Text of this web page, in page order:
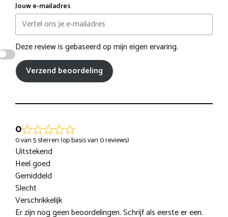
Jouw e-mailadres
Deze review is gebaseerd op mijn eigen ervaring.
Verzend beoordeling
0
0 van 5 sterren (op basis van 0 reviews)
Uitstekend
Heel goed
Gemiddeld
Slecht
Verschrikkelijk
Er zijn nog geen beoordelingen. Schrijf als eerste er een.